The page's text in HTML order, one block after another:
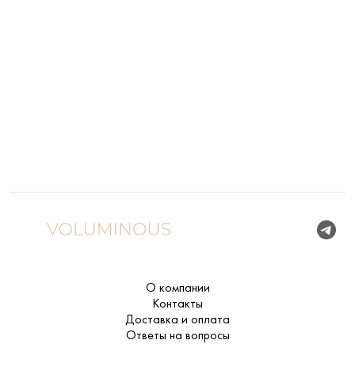
О компании
Контакты
Доставка и оплата
Ответы на вопросы